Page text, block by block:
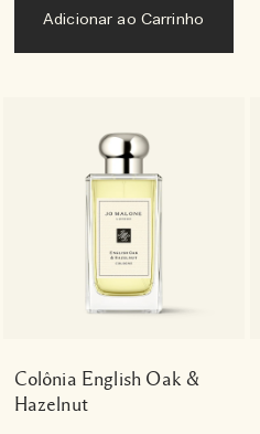
Adicionar ao Carrinho
Colônia English Oak &
Hazelnut